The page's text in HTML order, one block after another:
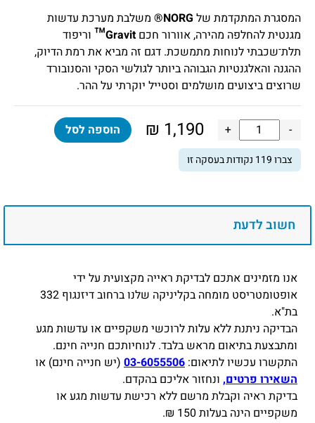
המסגרת המתקדמת של NORG®
משלבת מערכת עדשות
מגנטית להחלפה מהירה, אוורור חכםGravit™
וריפוד
תלת־שכבתי לנוחות מתמשכת. דגם זה מביא את רמת הדיוק,
ההגנה והאלגנטיות הגבוהה ביותר לגולשי הסקי והסנובורד
שרוצים ביצועים מושלמים וסטייל יוקרתי על ההר.
-
כמות
של
משקפי
–
דגם
NORG
HiPER
Blue
Mirror
+
1,190
₪ הוספה לסל
צברו119 נקודות בעסקה זו
חשוב לדעת
אנו מזמינים אתכם לבדיקת ראייה מקצועית על ידי
אופטומטריסט מומחה בקליניקה שלנו ברחוב דיזנגוף 332
בת"א.
הבדיקה ניתנת ללא עלות לרוכשי משקפיים או עדשות מגע
ומתבצעת בתיאום מראש בלבד. לנוחיותכם חנייה חינם.
התקשרו עכשיו לתיאום: 03-6055506 (יש חנייה חינם) או
השאירו פרטים, ונחזור אליכם בהקדם.
בדיקת ראיה וקבלת מרשם ללא רכישת עדשות מגע או
משקפיים הינה בעלות 150 ₪.